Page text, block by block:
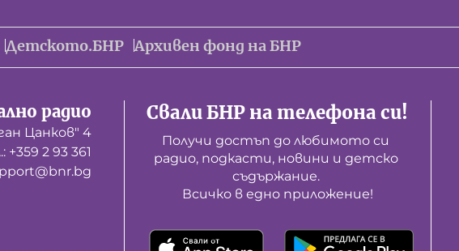
Детското.БНР Архивен фонд на БНР
радио
Цанков" 4
+359 2 93 361
Свали БНР на телефона си!
Получи достъп до любимото си
радио, подкасти, новини и детско
съдържание.
Всичко в едно приложение!